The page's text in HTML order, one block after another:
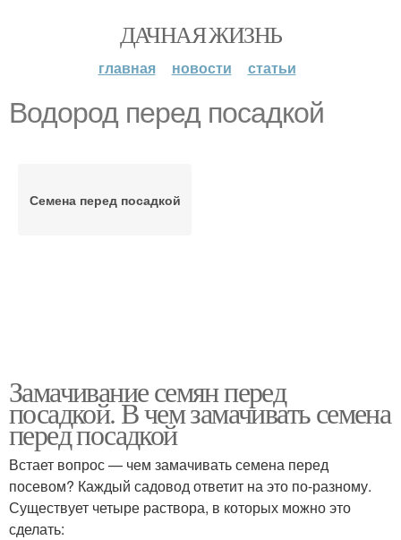
ДАЧНАЯ ЖИЗНЬ
главная новости статьи
Водород перед посадкой
Семена перед посадкой
Замачивание семян перед
посадкой. В чем замачивать семена
перед посадкой
Встает вопрос — чем замачивать семена перед
посевом? Каждый садовод ответит на это по-разному.
Существует четыре раствора, в которых можно это
сделать: